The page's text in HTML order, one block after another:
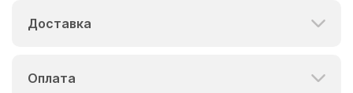
Доставка
Оплата